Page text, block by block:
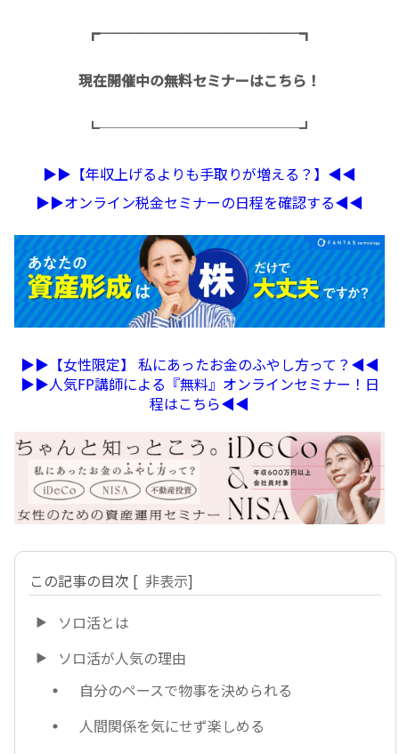
┏──────────────┓
現在開催中の無料セミナーはこちら！
┗──────────────┛
▶︎▶︎【年収上げるよりも手取りが増える？】◀︎◀︎
▶︎▶︎オンライン税金セミナーの日程を確認する◀︎◀︎
▶︎▶︎【女性限定】 私にあったお金のふやし方って？◀︎◀︎
▶︎▶︎人気FP講師による『無料』オンラインセミナー！日
程はこちら◀︎◀︎
この記事の目次 [ 非表示]
ソロ活とは
ソロ活が人気の理由
自分のペースで物事を決められる
人間関係を気にせず楽しめる